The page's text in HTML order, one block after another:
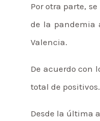
Por otra parte,
de la pandemia
Valencia.
De acuerdo con
total de positivos.
Desde la última